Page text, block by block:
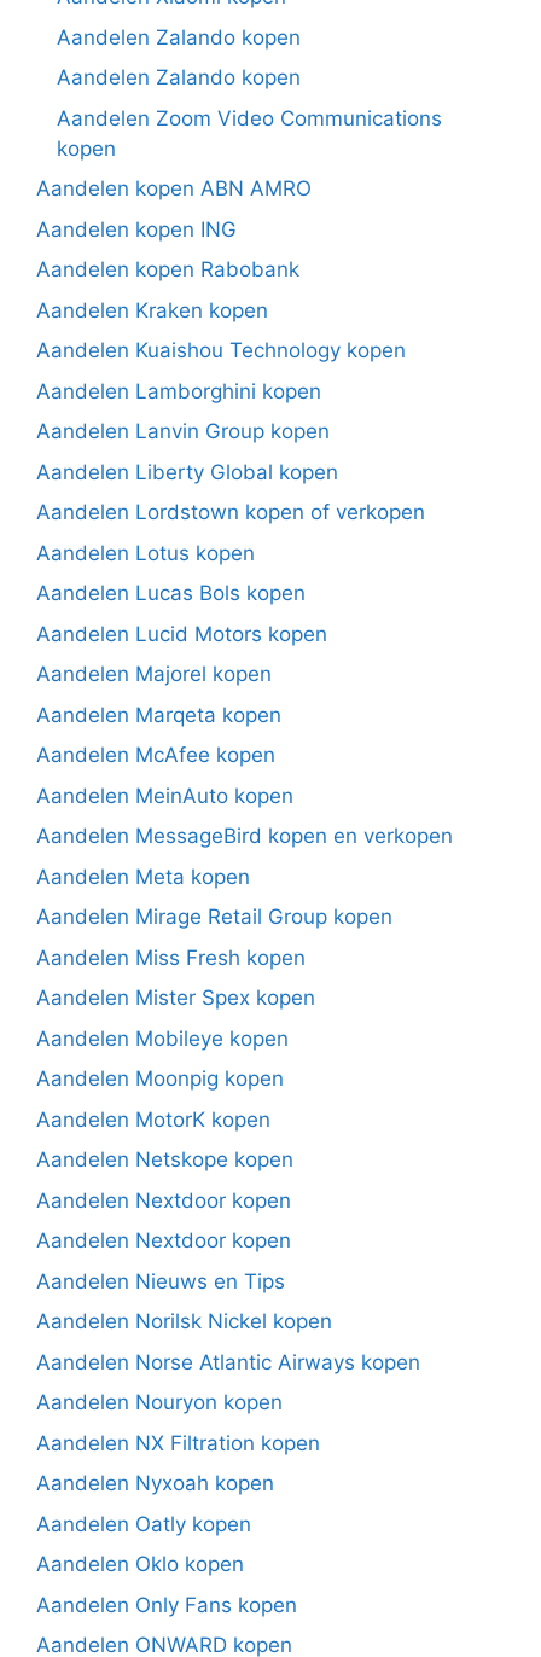
Aandelen Zalando kopen
Aandelen Zalando kopen
Aandelen Zoom Video Communications
kopen
Aandelen kopen ABN AMRO
Aandelen kopen ING
Aandelen kopen Rabobank
Aandelen Kraken kopen
Aandelen Kuaishou Technology kopen
Aandelen Lamborghini kopen
Aandelen Lanvin Group kopen
Aandelen Liberty Global kopen
Aandelen Lordstown kopen of verkopen
Aandelen Lotus kopen
Aandelen Lucas Bols kopen
Aandelen Lucid Motors kopen
Aandelen Majorel kopen
Aandelen Marqeta kopen
Aandelen McAfee kopen
Aandelen MeinAuto kopen
Aandelen MessageBird kopen en verkopen
Aandelen Meta kopen
Aandelen Mirage Retail Group kopen
Aandelen Miss Fresh kopen
Aandelen Mister Spex kopen
Aandelen Mobileye kopen
Aandelen Moonpig kopen
Aandelen MotorK kopen
Aandelen Netskope kopen
Aandelen Nextdoor kopen
Aandelen Nextdoor kopen
Aandelen Nieuws en Tips
Aandelen Norilsk Nickel kopen
Aandelen Norse Atlantic Airways kopen
Aandelen Nouryon kopen
Aandelen NX Filtration kopen
Aandelen Nyxoah kopen
Aandelen Oatly kopen
Aandelen Oklo kopen
Aandelen Only Fans kopen
Aandelen ONWARD kopen